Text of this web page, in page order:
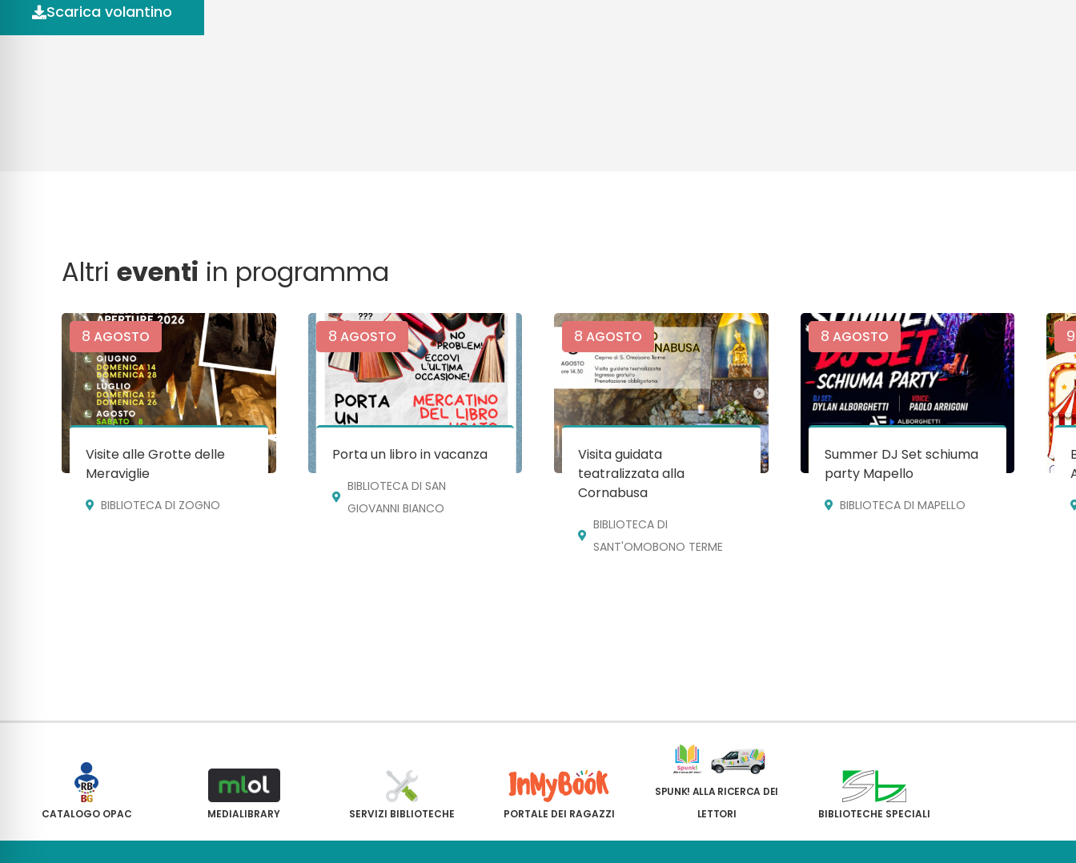
Scarica volantino
Altrieventi in programma
8 AGOSTO
Visite alle Grotte delle
Meraviglie
BIBLIOTECA DI ZOGNO
8 AGOSTO
Porta un libro in vacanza
BIBLIOTECA DI SAN
GIOVANNI BIANCO
8 AGOSTO
Visita guidata
teatralizzata alla
Cornabusa
BIBLIOTECA DI
SANT'OMOBONO TERME
8 AGOSTO
Summer DJ Set schiuma
party Mapello
BIBLIOTECA DI MAPELLO
9
CATALOGO OPAC MEDIALIBRARY SERVIZI BIBLIOTECHE PORTALE DEI RAGAZZI
SPUNK! ALLA RICERCA DEI
LETTORI
BIBLIOTECHE SPECIALI